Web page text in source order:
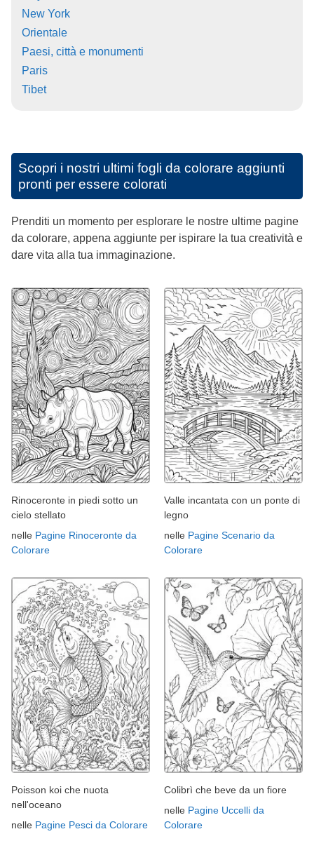
New York
Orientale
Paesi, città e monumenti
Paris
Tibet
Scopri i nostri ultimi fogli da colorare aggiunti
pronti per essere colorati
Prenditi un momento per esplorare le nostre ultime pagine
da colorare, appena aggiunte per ispirare la tua creatività e
dare vita alla tua immaginazione.
Rinoceronte in piedi sotto un
cielo stellato
nelle Pagine Rinoceronte da
Colorare
Valle incantata con un ponte di
legno
nelle Pagine Scenario da
Colorare
Poisson koi che nuota
nell'oceano
nelle Pagine Pesci da Colorare
Colibrì che beve da un fiore
nelle Pagine Uccelli da
Colorare